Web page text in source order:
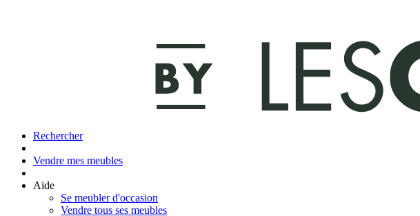
Rechercher
Vendre mes meubles
Aide
Se meubler d'occasion
Vendre tous ses meubles